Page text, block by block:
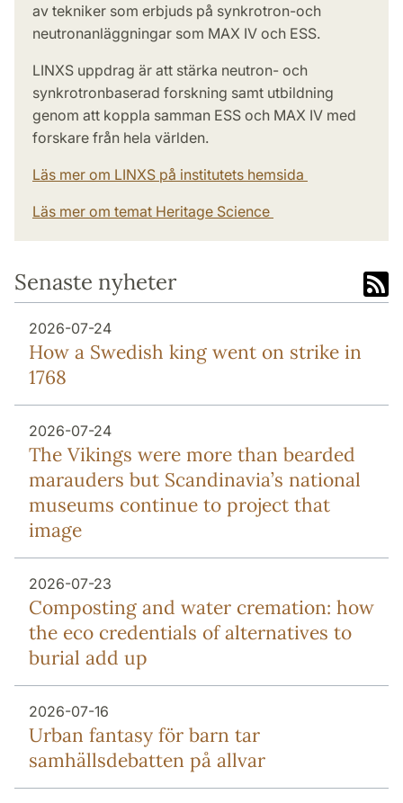
av tekniker som erbjuds på synkrotron-och
neutronanläggningar som MAX IV och ESS.
LINXS uppdrag är att stärka neutron- och
synkrotronbaserad forskning samt utbildning
genom att koppla samman ESS och MAX IV med
forskare från hela världen.
Läs mer om LINXS på institutets hemsida
Läs mer om temat Heritage Science
Senaste nyheter
2026-07-24
How a Swedish king went on strike in
1768
2026-07-24
The Vikings were more than bearded
marauders but Scandinavia’s national
museums continue to project that
image
2026-07-23
Composting and water cremation: how
the eco credentials of alternatives to
burial add up
2026-07-16
Urban fantasy för barn tar
samhällsdebatten på allvar